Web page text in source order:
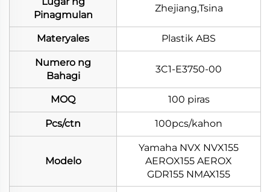
Pinagmulan
Zhejiang,Tsina
Materyales Plastik ABS
Numero ng
Bahagi
3C1-E3750-00
MOQ 100 piras
Pcs/ctn 100pcs/kahon
Modelo
Yamaha NVX NVX155
AEROX155 AEROX
GDR155 NMAX155